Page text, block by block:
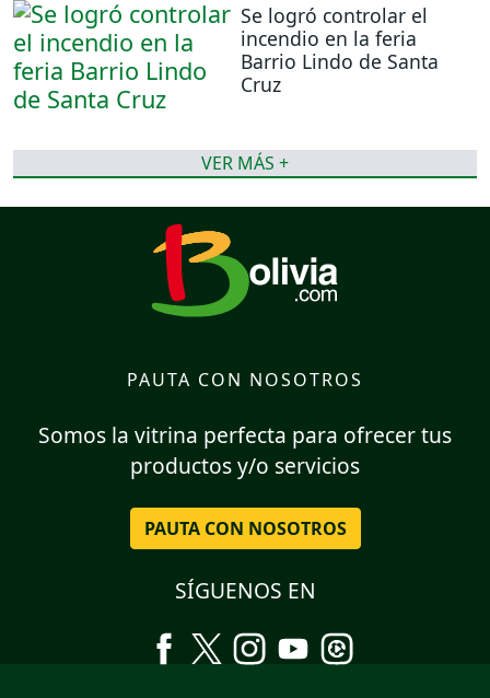
Se logró controlar el
incendio en la feria
Barrio Lindo de Santa
Cruz
VER MÁS +
PAUTA CON NOSOTROS
Somos la vitrina perfecta para ofrecer tus
productos y/o servicios
PAUTA CON NOSOTROS
SÍGUENOS EN